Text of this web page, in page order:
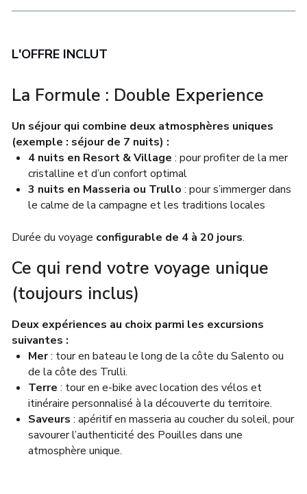
L'OFFRE INCLUT
La Formule : Double Experience
Un séjour qui combine deux atmosphères uniques
(exemple : séjour de 7 nuits) :
4 nuits en Resort & Village : pour profiter de la mer
cristalline et d’un confort optimal
3 nuits en Masseria ou Trullo : pour s’immerger dans
le calme de la campagne et les traditions locales
Durée du voyage configurable de 4 à 20 jours.
Ce qui rend votre voyage unique
(toujours inclus)
Deux expériences au choix parmi les excursions
suivantes :
Mer: tour en bateau le long de la côte du Salento ou
de la côte des Trulli.
Terre : tour en e-bike avec location des vélos et
itinéraire personnalisé à la découverte du territoire.
Saveurs : apéritif en masseria au coucher du soleil, pour
savourer l’authenticité des Pouilles dans une
atmosphère unique.